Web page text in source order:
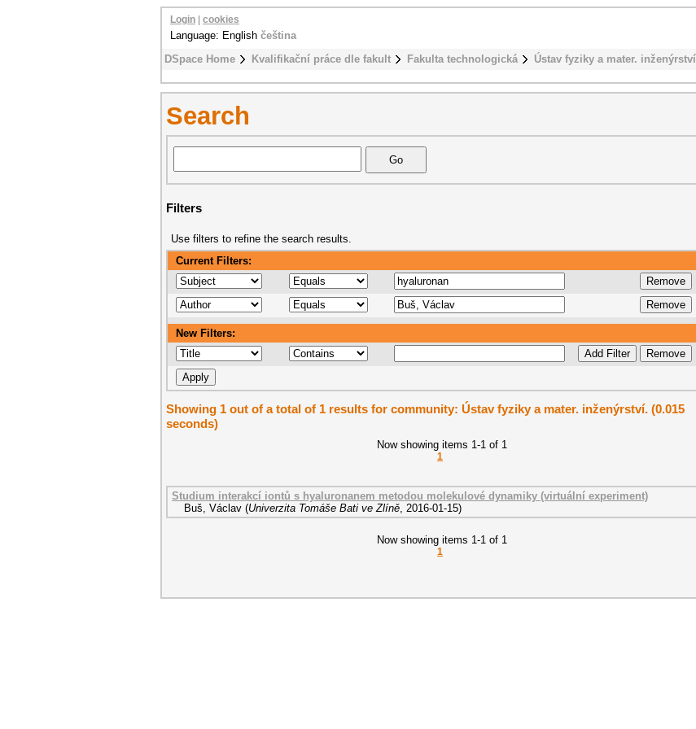
DSpace Home Kvalifikační práce dle fakult Fakulta technologická Ústav fyziky a mater. inženýrství
Login cookies
Language: English čeština
Search
Filters
Use filters to refine the search results.
Current Filters:
New Filters:
Showing 1 out of a total of 1 results for community: Ústav fyziky a mater. inženýrství. (0.015
seconds)
Now showing items 1-1 of 1
1
Studium interakcí iontů s hyaluronanem metodou molekulové dynamiky (virtuální experiment)
Buš, Václav (Univerzita Tomáše Bati ve Zlíně 2016-01-15)
Now showing items 1-1 of 1
1